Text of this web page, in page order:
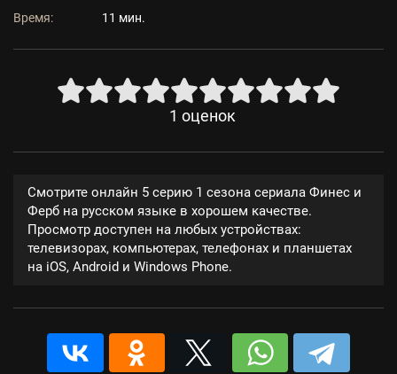
Время:
11 мин.
1 оценок
Смотрите онлайн 5 серию 1 сезона сериала Финес и
Ферб на русском языке в хорошем качестве.
Просмотр доступен на любых устройствах:
телевизорах, компьютерах, телефонах и планшетах
на iOS, Android и Windows Phone.